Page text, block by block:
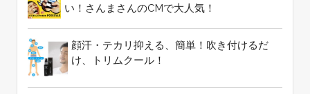
い！さんまさんのCMで大人気！
顔汗・テカリ抑える、簡単！吹き付けるだ
け、トリムクール！